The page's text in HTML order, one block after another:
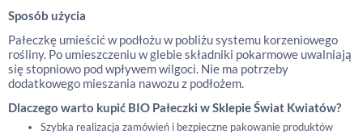
Sposób użycia
Pałeczkę umieścić w podłożu w pobliżu systemu korzeniowego
rośliny. Po umieszczeniu w glebie składniki pokarmowe uwalniają
się stopniowo pod wpływem wilgoci. Nie ma potrzeby
dodatkowego mieszania nawozu z podłożem.
Dlaczego warto kupić BIO Pałeczki w Sklepie Świat Kwiatów?
Szybka realizacja zamówień i bezpieczne pakowanie produktów